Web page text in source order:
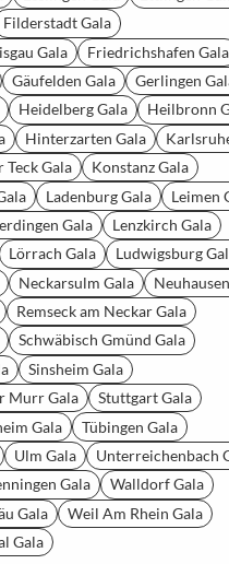
Filderstadt Gala
Gala
Friedrichshafen Gala
Gäufelden Gala
Gerlingen
Heidelberg Gala
Heilbronn
Hinterzarten Gala
Gala
Konstanz Gala
Ladenburg Gala
Leimen
Gala
Lenzkirch Gala
Lörrach Gala
Ludwigsburg
Neckarsulm Gala
Remseck am Neckar Gala
Schwäbisch Gmünd Gala
Sinsheim Gala
Murr Gala
Stuttgart Gala
Gala
Tübingen Gala
Ulm Gala
Unterreichenbach
Gala
Walldorf Gala
Gala
Weil Am Rhein Gala
Gala